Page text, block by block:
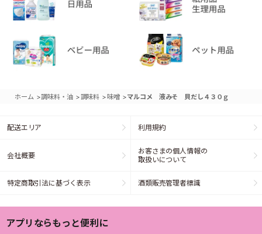
ホーム >調味料・油 >調味料 > 味噌 >マルコメ 液みそ 貝だし４３０ｇ
配送エリア 利用規約
会社概要
お客さまの個人情報の
取扱いについて
特定商取引法に基づく表示 酒類販売管理者標識
アプリならもっと便利に